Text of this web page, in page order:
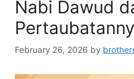
Nabi Dawud
February 26, 2026 by